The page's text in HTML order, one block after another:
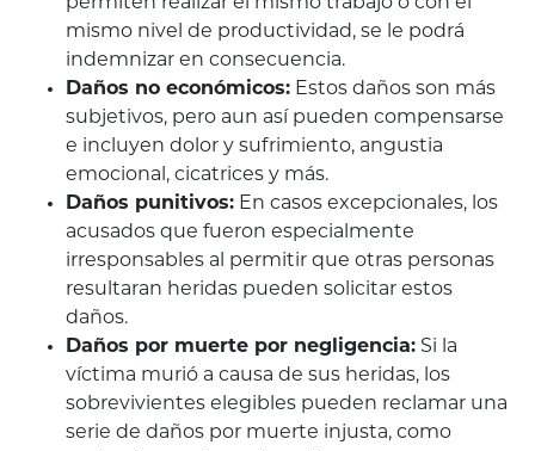
permiten realizar el mismo trabajo o con el
mismo nivel de productividad, se le podrá
indemnizar en consecuencia.
Daños no económicos: Estos daños son más
subjetivos, pero aun así pueden compensarse
e incluyen dolor y sufrimiento, angustia
emocional, cicatrices y más.
Daños punitivos: En casos excepcionales, los
acusados que fueron especialmente
irresponsables al permitir que otras personas
resultaran heridas pueden solicitar estos
daños.
Daños por muerte por negligencia: Si la
víctima murió a causa de sus heridas, los
sobrevivientes elegibles pueden reclamar una
serie de daños por muerte injusta, como